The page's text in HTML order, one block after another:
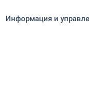
Информация и